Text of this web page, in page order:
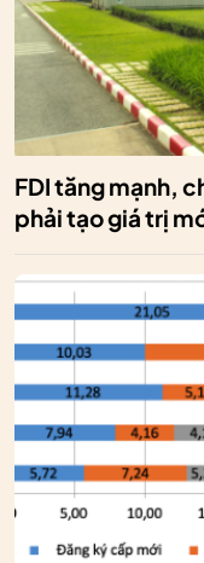
FDI tăng mạnh,
phải tạo giá trị